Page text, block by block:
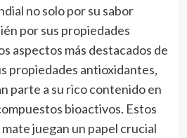
no solo por su sabor
por sus propiedades
aspectos más destacados de
propiedades antioxidantes,
parte a su rico contenido en
bioactivos. Estos
juegan un papel crucial